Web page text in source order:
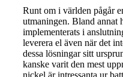
Runt om i världen pågår
utmaningen. Bland annat
implementerats i
leverera el även när det
dessa lösningar sitt
kanske varit den mest